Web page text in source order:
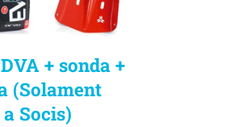
+ sonda +
(Solament
Socis)